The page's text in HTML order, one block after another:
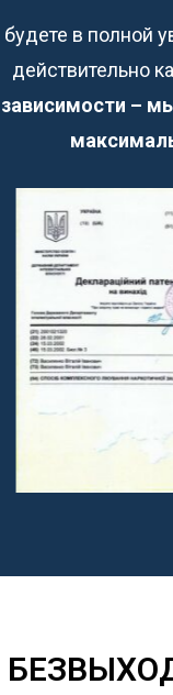
в полной
действительно
–